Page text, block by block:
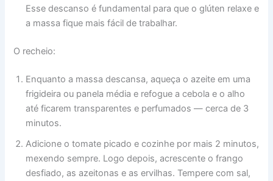
Esse descanso é fundamental para que o glúten relaxe e
a massa fique mais fácil de trabalhar.
O recheio:
Enquanto a massa descansa, aqueça o azeite em uma
frigideira ou panela média e refogue a cebola e o alho
até ficarem transparentes e perfumados — cerca de 3
minutos.
Adicione o tomate picado e cozinhe por mais 2 minutos,
mexendo sempre. Logo depois, acrescente o frango
desfiado, as azeitonas e as ervilhas. Tempere com sal,